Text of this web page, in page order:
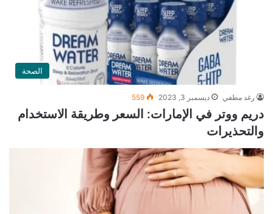
الصحة
رغد مطفي ديسمبر 3, 2023 559
دريم ووتر في الإمارات: السعر وطريقة الاستخدام
والتحذيرات